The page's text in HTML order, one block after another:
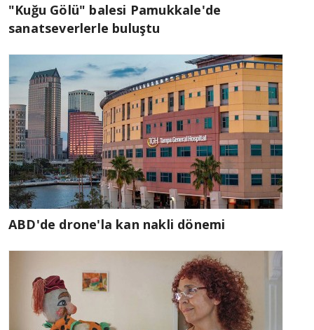
"Kuğu Gölü" balesi Pamukkale'de
sanatseverlerle buluştu
ABD'de drone'la kan nakli dönemi